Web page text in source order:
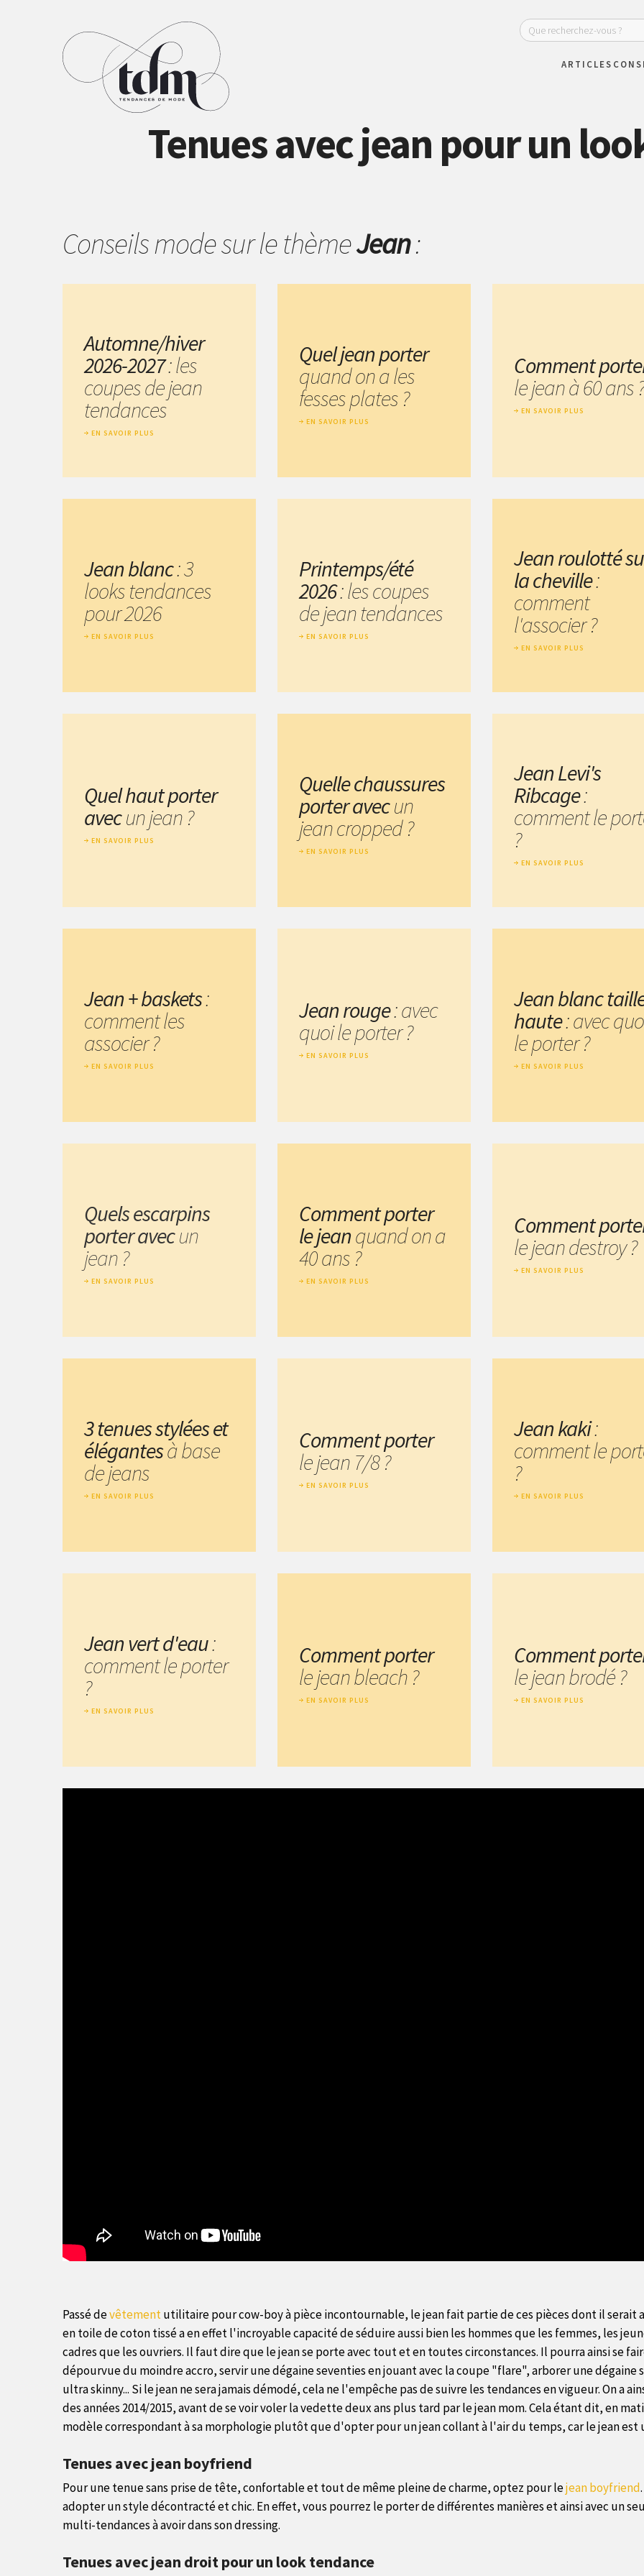
ARTICLES
Tenues avec jean pour un
Passé devêtementutilitaire pour cow-boy à pièce incontournable, le jean fait partie de ces pièces dont il serait
en toile de coton tissé a en effet l'incroyable capacité de séduire aussi bien les hommes que les femmes, les
cadres que les ouvriers. Il faut dire que le jean se porte avec tout et en toutes circonstances. Il pourra ainsi se
dépourvue du moindre accro, servir une dégaine seventies en jouant avec la coupe "flare", arborer une dégaine
ultra skinny... Si le jean ne sera jamais démodé, cela ne l'empêche pas de suivre les tendances en vigueur. On a
des années 2014/2015, avant de se voir voler la vedette deux ans plus tard par le jean mom. Cela étant dit, en
modèle correspondant à sa morphologie plutôt que d'opter pour un jean collant à l'air du temps, car le jean est
Tenues avec jean boyfriend
Pour une tenue sans prise de tête, confortable et tout de même pleine de charme, optez pour lejean boyfriend
adopter un style décontracté et chic. En effet, vous pourrez le porter de différentes manières et ainsi avec un
multi-tendances à avoir dans son dressing.
Tenues avec jean droit pour un look tendance
Conseils mode sur le thèmeJean:
Automne/hiver
2026-2027: les
coupes de jean
tendances
EN SAVOIR PLUS
Quel jean porter
quand on a les
fesses plates ?
EN SAVOIR PLUS
Comment
le jean à 60 ans ?
EN SAVOIR PLUS
Jean blanc: 3
looks tendances
pour 2026
EN SAVOIR PLUS
Printemps/été
2026: les coupes
de jean tendances
EN SAVOIR PLUS
Jean roulotté
la cheville:
comment
l'associer ?
EN SAVOIR PLUS
Quel haut porter
avecun jean ?
EN SAVOIR PLUS
Quelle chaussures
porter avecun
jean cropped ?
EN SAVOIR PLUS
Jean Levi's
Ribcage:
comment le
?
EN SAVOIR PLUS
Jean + baskets:
comment les
associer ?
EN SAVOIR PLUS
Jean rouge: avec
quoi le porter ?
EN SAVOIR PLUS
Jean blanc
haute: avec
le porter ?
EN SAVOIR PLUS
Quels escarpins
porter avecun
jean ?
EN SAVOIR PLUS
Comment porter
le jeanquand on a
40 ans ?
EN SAVOIR PLUS
Comment
le jean destroy ?
EN SAVOIR PLUS
3 tenues stylées et
élégantesà base
de jeans
EN SAVOIR PLUS
Comment porter
le jean 7/8 ?
EN SAVOIR PLUS
Jean kaki:
comment le
?
EN SAVOIR PLUS
Jean vert d'eau:
comment le porter
?
EN SAVOIR PLUS
Comment porter
le jean bleach ?
EN SAVOIR PLUS
Comment
le jean brodé ?
EN SAVOIR PLUS